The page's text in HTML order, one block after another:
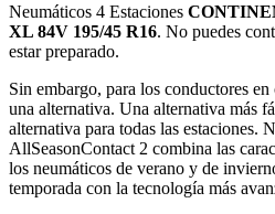
Neumáticos 4 Estaciones
XL 84V 195/45 R16. No puedes
estar preparado.
Sin embargo, para los conductores
una alternativa. Una alternativa más
alternativa para todas las estaciones.
AllSeasonContact 2 combina las
los neumáticos de verano y de
temporada con la tecnología más